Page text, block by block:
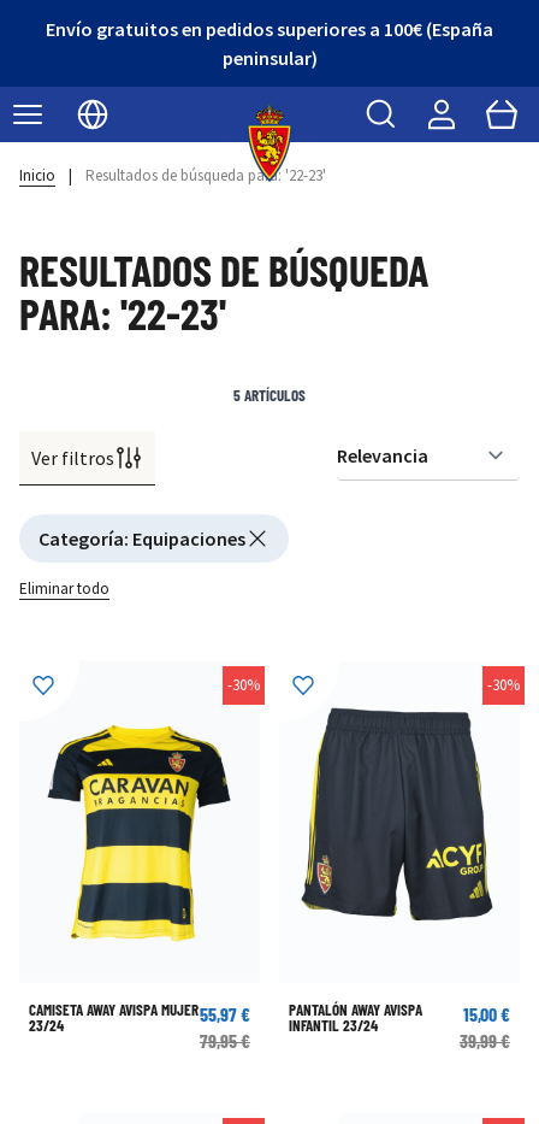
Envío gratuitos en pedidos superiores a 100€ (España
peninsular)
Seleccionar idioma
Buscar Cart
Inicio | Resultados de búsqueda para: '22-23'
RESULTADOS DE BÚSQUEDA
PARA: '22-23'
Ver filtros
Active filtering
Categoría: Equipaciones
Eliminar todo
5ARTÍCULOS
-30%
CAMISETA AWAY AVISPA MUJER
23/24
55,97 €
79,95 €
-30%
PANTALÓN AWAY AVISPA
INFANTIL 23/24
15,00 €
39,99 €